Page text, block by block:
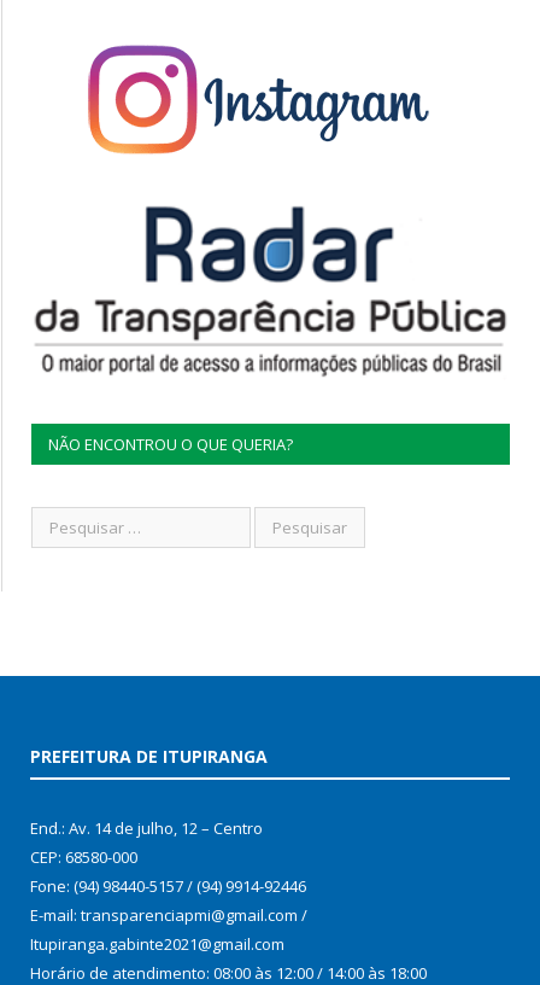
NÃO ENCONTROU O QUE QUERIA?
PREFEITURA DE ITUPIRANGA
End.: Av. 14 de julho, 12 – Centro
CEP: 68580-000
Fone: (94) 98440-5157 / (94) 9914-92446
E-mail: transparenciapmi@gmail.com /
Itupiranga.gabinte2021@gmail.com
Horário de atendimento: 08:00 às 12:00 / 14:00 às 18:00